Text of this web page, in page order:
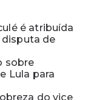
é atribuída
disputa de
sobre
Lula para
do vice